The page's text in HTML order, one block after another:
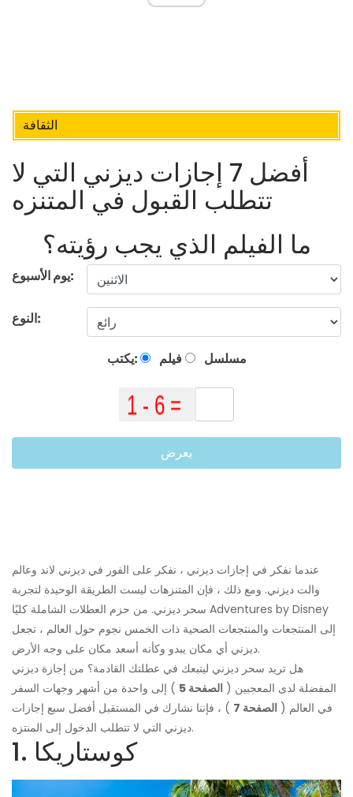
الثقافة
أفضل 7 إجازات ديزني التي لا
تتطلب القبول في المتنزه
ما الفيلم الذي يجب رؤيته؟
يوم الأسبوع:
النوع:
يكتب: فيلم مسلسل
يعرض
عندما نفكر في إجازات ديزني ، نفكر على الفور في ديزني لاند وعالم
والت ديزني. ومع ذلك ، فإن المتنزهات ليست الطريقة الوحيدة لتجربة
سحر ديزني. من حزم العطلات الشاملة كليًا Adventures by Disney
إلى المنتجعات والمنتجعات الصحية ذات الخمس نجوم حول العالم ، تجعل
ديزني أي مكان يبدو وكأنه أسعد مكان على وجه الأرض.
هل تريد سحر ديزني ليتبعك في عطلتك القادمة؟ من إجازة ديزني
المفضلة لدى المعجبين ( الصفحة 5
) إلى واحدة من أشهر وجهات السفر
في العالم ( الصفحة 7
) ، فإننا نشارك في المستقبل أفضل سبع إجازات
ديزني التي لا تتطلب الدخول إلى المنتزه.
1. كوستاريكا